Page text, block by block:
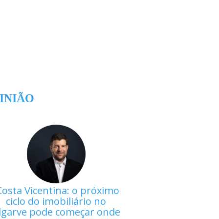
Vicentina: o próximo
ciclo do imobiliário no
pode começar onde